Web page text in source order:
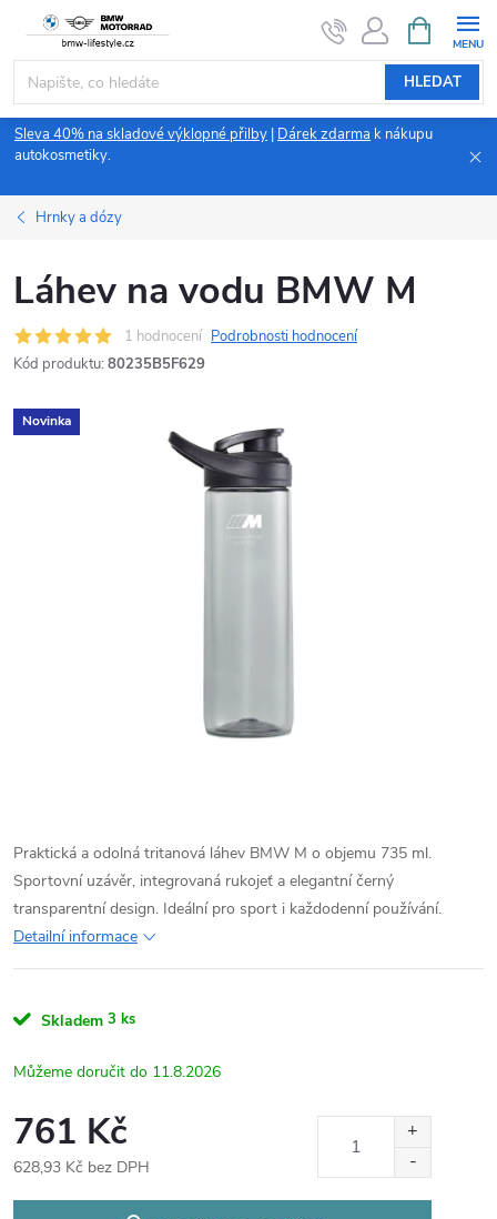
obsah
HLEDAT
NÁKUPNÍ
KOŠÍK
Sleva 40% na skladové výklopné přilby Dárek zdarma k nákupu
autokosmetiky.
Hrnky a dózy
Láhev na vodu BMW M
1 hodnocení Podrobnosti hodnocení
Kód produktu: 80235B5F629
Novinka
Praktická a odolná tritanová láhev BMW M o objemu 735 ml.
Sportovní uzávěr, integrovaná rukojeť a elegantní černý
transparentní design. Ideální pro sport i každodenní používání.
Detailní informace
Skladem 3 ks
11.8.2026
761 Kč
628,93 Kč bez DPH